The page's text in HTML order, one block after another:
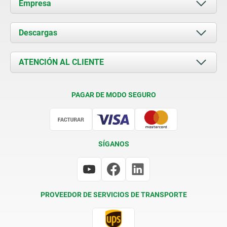
Empresa
Acerca de nosotros
Novedades
Contacto
Descargas
Documents
ATENCIÓN AL CLIENTE
PAGAR DE MODO SEGURO
SÍGANOS
PROVEEDOR DE SERVICIOS DE TRANSPORTE